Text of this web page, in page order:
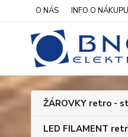
O NÁS INFO O NÁKUPU
ŽÁROVKY retro -
LED FILAMENT